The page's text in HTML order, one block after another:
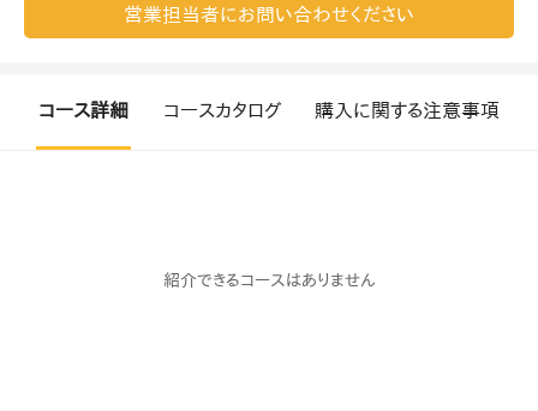
営業担当者にお問い合わせください
コース詳細 コースカタログ 購入に関する注意事項
紹介できるコースはありません